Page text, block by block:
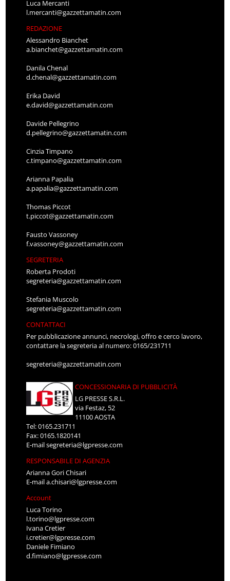
Luca Mercanti
l.mercanti@gazzettamatin.com
REDAZIONE
Alessandro Bianchet
a.bianchet@gazzettamatin.com
Danila Chenal
d.chenal@gazzettamatin.com
Erika David
e.david@gazzettamatin.com
Davide Pellegrino
d.pellegrino@gazzettamatin.com
Cinzia Timpano
c.timpano@gazzettamatin.com
Arianna Papalia
a.papalia@gazzettamatin.com
Thomas Piccot
t.piccot@gazzettamatin.com
Fausto Vassoney
f.vassoney@gazzettamatin.com
SEGRETERIA
Roberta Prodoti
segreteria@gazzettamatin.com
Stefania Muscolo
segreteria@gazzettamatin.com
CONTATTACI
Per pubblicazione annunci, necrologi, offro e cerco lavoro,
contattare la segreteria al numero: 0165/231711
segreteria@gazzettamatin.com
CONCESSIONARIA DI PUBBLICITÀ
LG PRESSE S.R.L.
via Festaz, 52
11100 AOSTA
Tel: 0165.231711
Fax: 0165.1820141
E-mailsegreteria@lgpresse.com
RESPONSABILE DI AGENZIA
Arianna Gori Chisari
E-maila.chisari@lgpresse.com
Account
Luca Torino
l.torino@lgpresse.com
Ivana Cretier
i.cretier@lgpresse.com
Daniele Fimiano
d.fimiano@lgpresse.com